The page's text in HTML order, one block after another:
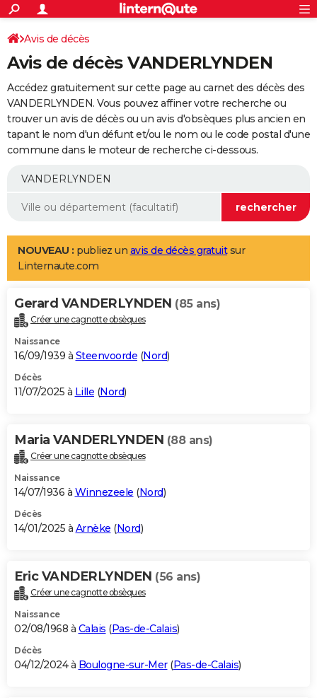
ACTUALITÉS
Politique
Société
Faits Divers
Education
Monde
Villes
+
SPORT
Coupe du monde 2026
Football
Tennis
Cyclisme
Rugby
Forum
Programme TV
TNT
Streaming
Cinéma
Sorties cinéma
Musique
+
FINANCE
Retraite
Epargne
Immobilier
Risques naturels par ville
Assurance
AUTO
Essais
Réserver un essai
Citadines
Berlines
SUV
Forum auto
+
Mobiles
Meilleur smartphone
Internet
Ordinateurs
Jeux vidéo
Guide high-tech
Aménagement intérieur
LIFESTYLE
Art de vivre
Bien-être
Loisirs
Mode
Modes de vie
Alimentation
Guide de la santé
Maladies
Médicaments
Sommeil
VOYAGE
Destinations
City break
Voyage nature
Voyage de noces
Forum
Climat
+PHOTO
GUIDES D'ACHAT
BONS PLANS
Carte de Noël
Carte Bonne année
Carte Saint-Valentin
Carte Pâques
Carte d'anniversaire
DICTIONNAIRE
Dictionnaire
Biographies
Citations
Expressions
Proverbes
PROGRAMME TV
S'inscrire
Se connecter
Lycées
Collèges
Primaires
Universités
Entreprises
Service militaire
Avis de recherche
AVIS DE DÉCÈS
Bricolage
Lifestyle
Culture
Sport
Auto
Television
Voyage
Cinema
Avis de décès
Avis de décès VANDERLYNDEN
Accédez gratuitement sur cette page au carnet des décès des
VANDERLYNDEN. Vous pouvez affiner votre recherche ou
trouver un avis de décès ou un avis d'obsèques plus ancien en
tapant le nom d'un défunt et/ou le nom ou le code postal d'une
commune dans le moteur de recherche ci-dessous.
NOUVEAU : publiez un avis de décès gratuitsur
Linternaute.com
Gerard VANDERLYNDEN (85 ans)
Créer une cagnotte obsèques
Naissance
16/09/1939 à Steenvoorde (Nord)
Décès
11/07/2025 à Lille (Nord)
Maria VANDERLYNDEN (88 ans)
Créer une cagnotte obsèques
Naissance
14/07/1936 à Winnezeele (Nord)
Décès
14/01/2025 à Arnèke (Nord)
Eric VANDERLYNDEN (56 ans)
Créer une cagnotte obsèques
Naissance
02/08/1968 à Calais (Pas-de-Calais)
Décès
04/12/2024 à Boulogne-sur-Mer(Pas-de-Calais)